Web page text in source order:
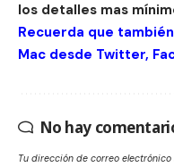
los detalles mas
Recuerda que
Mac desde Twitter,
No hay
Tu dirección de correo